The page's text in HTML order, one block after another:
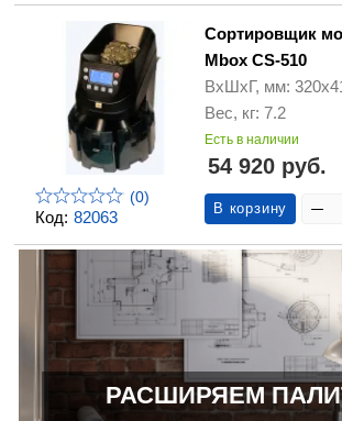
Код: 82063
(0)
Сортировщик
Mbox CS-510
ВхШхГ, мм:
Вес, кг: 7.2
Есть в наличии
54 920 руб.
В корзину
РАСШИРЯЕМ